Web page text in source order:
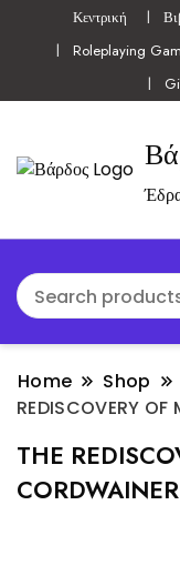
Κεντρική
Roleplaying
Home Shop
REDISCOVERY
THE